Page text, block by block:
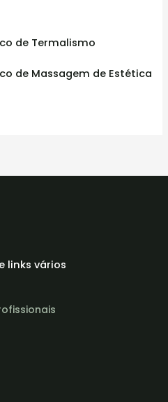
de Termalismo
de Massagem de Estética
links vários